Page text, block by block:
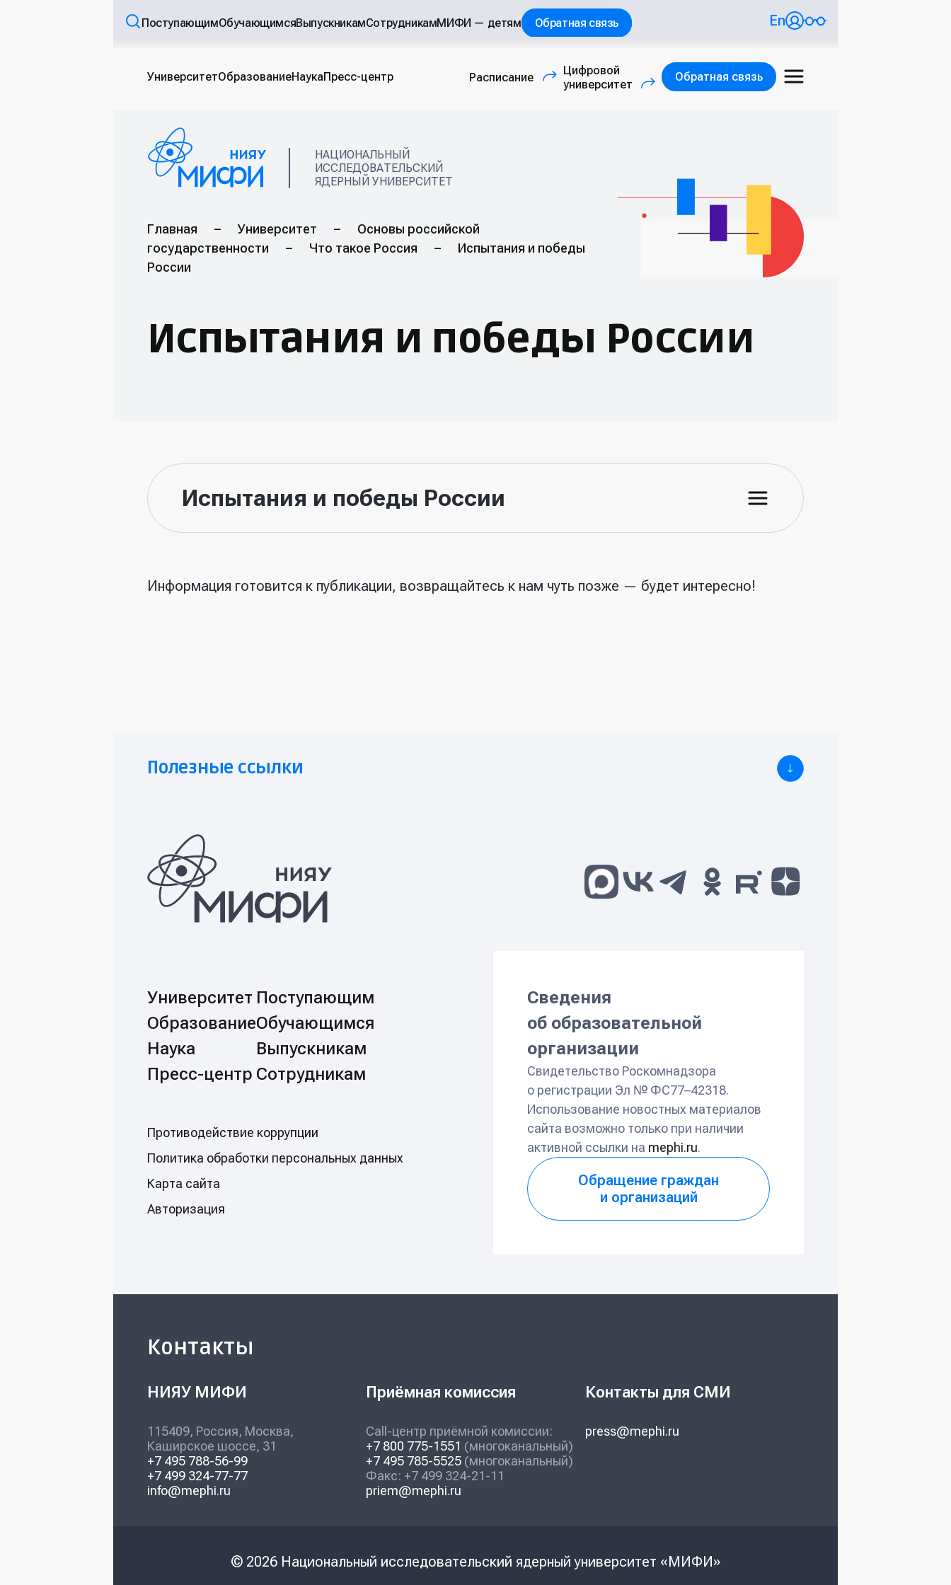
ПоступающимОбучающимсяВыпускникамСотрудникамМИФИ — детям Обратная связь En
УниверситетОбразованиеНаукаПресс-центр Расписание (внешняя ссылка)
Цифровой
университет
(внешняя ссылка)
Обратная связь
НАЦИОНАЛЬНЫЙ
ИССЛЕДОВАТЕЛЬСКИЙ
ЯДЕРНЫЙ УНИВЕРСИТЕТ
Главная – Университет –
Основы российской
государственности
– Что такое Россия –
Испытания и победы
России
Испытания и победы России
Информация готовится к публикации, возвращайтесь к нам чуть позже — будет интересно!
Испытания и победы России
Полезные ссылки
Университет
Образование
Наука
Пресс-центр
Поступающим
Обучающимся
Выпускникам
Сотрудникам
Противодействие коррупции
Политикa обработки персональных данных
Карта сайта
Авторизация
Сведения
об образовательной
организации
Свидетельство Роскомнадзора
о регистрации Эл № ФС77–42318.
Использование новостных материалов
сайта возможно только при наличии
активной ссылки на mephi.ru.
Обращение граждан
и организаций
Контакты
НИЯУ МИФИ
115409, Россия, Москва,
Каширское шоссе, 31
+7 495 788-56-99
+7 499 324-77-77
info@mephi.ru
Приёмная комиссия
Call-центр приёмной комиссии:
+7 800 775-1551 (многоканальный)
+7 495 785-5525 (многоканальный)
Факс: +7 499 324-21-11
priem@mephi.ru
Контакты для СМИ
press@mephi.ru
© 2026 Национальный исследовательский ядерный университет «МИФИ»